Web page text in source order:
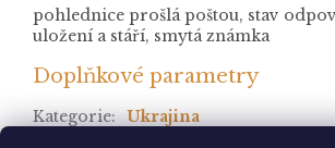
pohlednice prošlá poštou, stav
uložení a stáří, smytá známka
Doplňkové parametry
Kategorie: Ukrajina